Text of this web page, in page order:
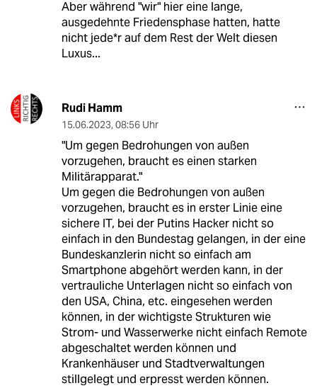
Aber während "wir" hier eine lange,
ausgedehnte Friedensphase hatten, hatte
nicht jede*r auf dem Rest der Welt diesen
Luxus...
Rudi Hamm
15.06.2023, 08:56 Uhr
"Um gegen Bedrohungen von außen
vorzugehen, braucht es einen starken
Militärapparat."
Um gegen die Bedrohungen von außen
vorzugehen, braucht es in erster Linie eine
sichere IT, bei der Putins Hacker nicht so
einfach in den Bundestag gelangen, in der eine
Bundeskanzlerin nicht so einfach am
Smartphone abgehört werden kann, in der
vertrauliche Unterlagen nicht so einfach von
den USA, China, etc. eingesehen werden
können, in der wichtigste Strukturen wie
Strom- und Wasserwerke nicht einfach Remote
abgeschaltet werden können und
Krankenhäuser und Stadtverwaltungen
stillgelegt und erpresst werden können.